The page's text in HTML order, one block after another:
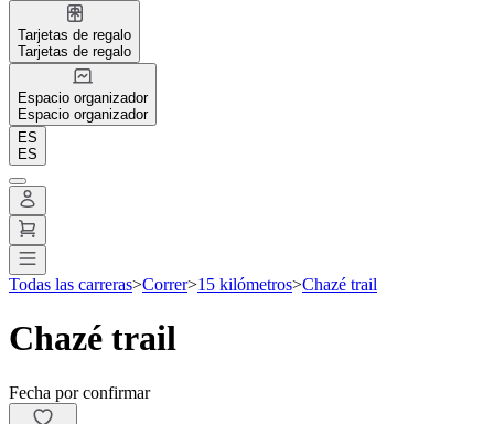
Tarjetas de regalo
Tarjetas de regalo
Espacio organizador
Espacio organizador
ES
ES
Todas las carreras>Correr>15 kilómetros>Chazé trail
Chazé trail
Fecha por confirmar